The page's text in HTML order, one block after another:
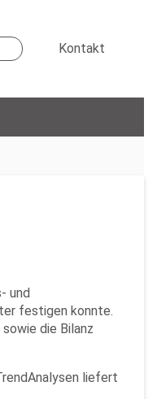
Kontakt
und
festigen konnte.
die Bilanz
liefert